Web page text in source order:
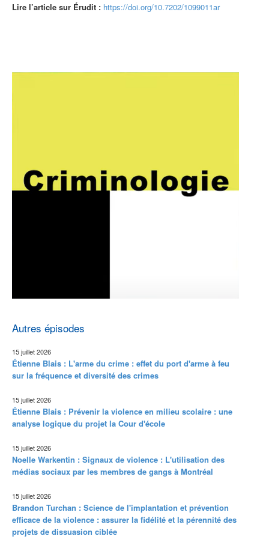
Lire l’article sur Érudit : https://doi.org/10.7202/1099011ar
Autres épisodes
15 juillet 2026
Étienne Blais : L'arme du crime : effet du port d'arme à feu
sur la fréquence et diversité des crimes
15 juillet 2026
Étienne Blais : Prévenir la violence en milieu scolaire : une
analyse logique du projet la Cour d'école
15 juillet 2026
Noelle Warkentin : Signaux de violence : L'utilisation des
médias sociaux par les membres de gangs à Montréal
15 juillet 2026
Brandon Turchan : Science de l'implantation et prévention
efficace de la violence : assurer la fidélité et la pérennité des
projets de dissuasion ciblée